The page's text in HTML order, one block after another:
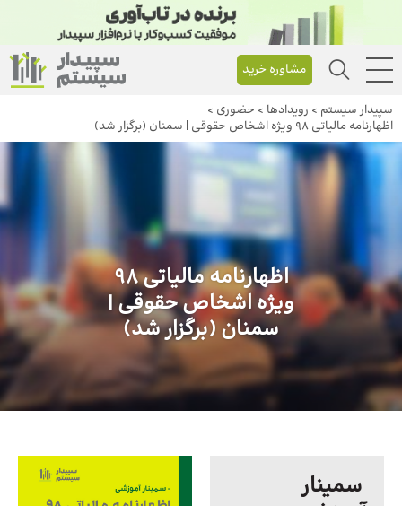
مشاوره خرید
سپیدار سیستم > رویداد‌ها > حضوری >
اظهارنامه مالیاتی ۹۸ ویژه اشخاص حقوقی | سمنان (برگزار شد)
اظهارنامه مالیاتی ۹۸
ویژه اشخاص حقوقی |
سمنان (برگزار شد)
سمینار